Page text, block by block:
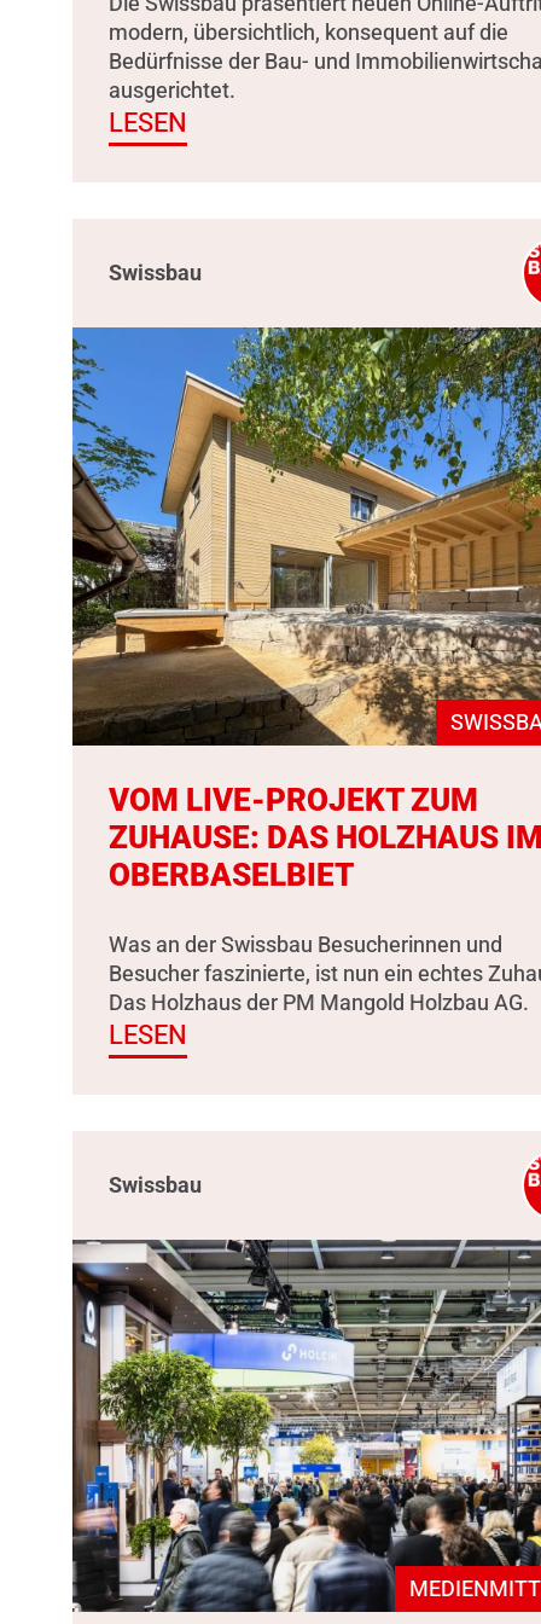
modern, übersichtlich, konsequent auf die
Bedürfnisse der Bau- und
ausgerichtet.
LESEN
Swissbau
VOM LIVE-PROJEKT ZUM
ZUHAUSE: DAS HOLZHAUS
OBERBASELBIET
Was an der Swissbau Besucherinnen und
Besucher faszinierte, ist nun ein echtes
Das Holzhaus der PM Mangold Holzbau AG.
LESEN
Swissbau